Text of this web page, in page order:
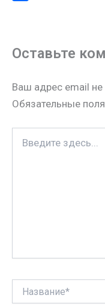
s
i
k
i
p
e
t
lр
в
и
т
Оставьте
Ваш адрес email не
Обязательные
здесь...